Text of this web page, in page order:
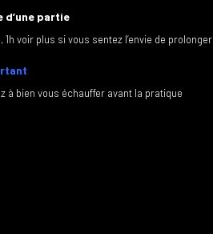
d’une partie
1h voir plus si vous sentez l’envie de prolonger
à bien vous échauffer avant la pratique